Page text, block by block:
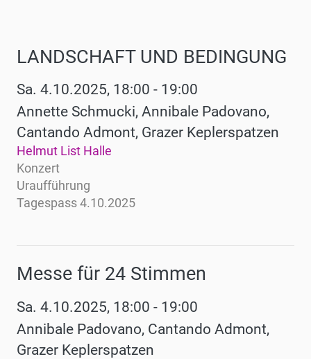
Werke
LANDSCHAFT UND BEDINGUNG
Sa. 4.10.2025, 18:00 - 19:00
Annette Schmucki, Annibale Padovano,
Cantando Admont, Grazer Keplerspatzen
Helmut List Halle
Konzert
Uraufführung
Tagespass 4.10.2025
Messe für 24 Stimmen
Sa. 4.10.2025, 18:00 - 19:00
Annibale Padovano, Cantando Admont,
Grazer Keplerspatzen